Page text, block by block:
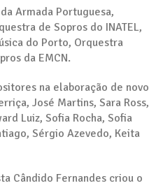
Armada Portuguesa,
de Sopros do INATEL,
do Porto, Orquestra
da EMCN.
na elaboração de novo
José Martins, Sara Ross,
Luiz, Sofia Rocha, Sofia
Sérgio Azevedo, Keita
Cândido Fernandes criou o